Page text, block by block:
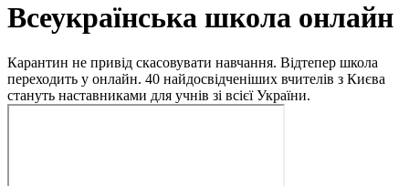
Всеукраїнська школа онлайн
Карантин не привід скасовувати навчання. Відтепер школа
переходить у онлайн. 40 найдосвідченіших вчителів з Києва
стануть наставниками для учнів зі всієї України.